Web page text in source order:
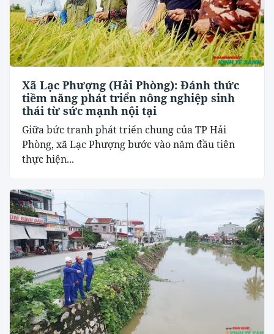
Xã Lạc Phượng (Hải Phòng): Đánh thức
tiềm năng phát triển nông nghiệp sinh
thái từ sức mạnh nội tại
​Giữa bức tranh phát triển chung của TP Hải
Phòng, xã Lạc Phượng bước vào năm đầu tiên
thực hiện...